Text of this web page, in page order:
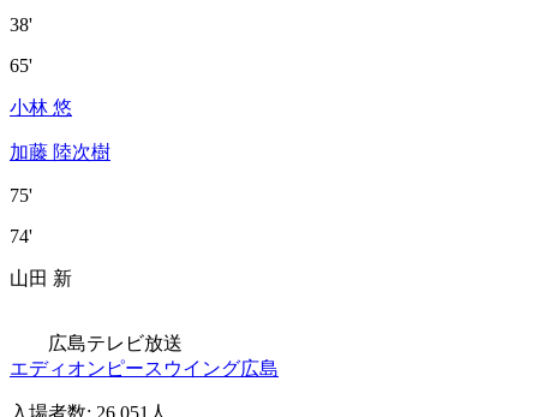
38'
65'
小林 悠
加藤 陸次樹
75'
74'
山田 新
広島テレビ放送
エディオンピースウイング広島
入場者数: 26,051人